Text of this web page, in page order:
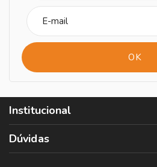
Institucional
Dúvidas